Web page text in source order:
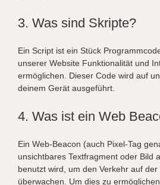
3. Was sind Skripte?
Ein Script ist ein Stück
unserer Website Funktionalität und
ermöglichen. Dieser Code wird auf
deinem Gerät ausgeführt.
4. Was ist ein Web
Ein Web-Beacon (auch Pixel-Tag
unsichtbares Textfragment oder Bild
benutzt wird, um den Verkehr auf der
überwachen. Um dies zu